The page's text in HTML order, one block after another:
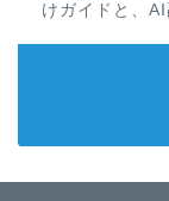
けガイドと、